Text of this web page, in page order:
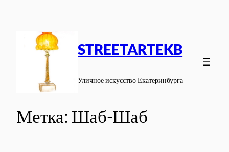
содержимому
STREETARTEKB
Уличное искусство Екатеринбурга
Метка: Шаб-Шаб